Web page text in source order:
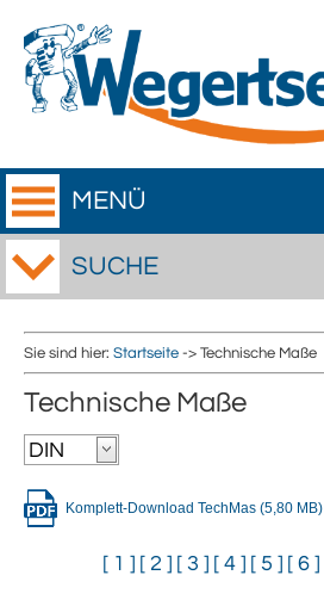
MENÜ
SUCHE
Sie sind hier: Startseite -> Technische Maße
Technische Maße
[ 1 ] [ 2 ] [ 3 ] [ 4 ] [ 5 ] [ 6 ]
Komplett-Download TechMas (5,80 MB)